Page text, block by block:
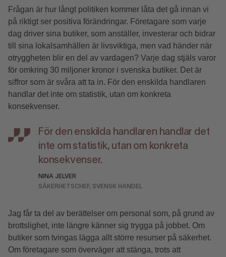
Frågan är hur långt politiken kommer låta det gå innan vi
på riktigt ser positiva förändringar. Företagare som varje
dag driver sina butiker, som anställer, investerar och bidrar
till sina lokalsamhällen är livsviktiga, men vad händer när
otryggheten blir en del av vardagen? Varje dag stjäls varor
för omkring 30 miljoner kronor i svenska butiker. Det är
siffror som är svåra att ta in. För den enskilda handlaren
handlar det inte om statistik, utan om konkreta
konsekvenser.
För den enskilda handlaren handlar det
inte om statistik, utan om konkreta
konsekvenser.
NINA JELVER
SÄKERHETSCHEF, SVENSK HANDEL
Jag får ta del av berättelser om personal som, på grund av
brottslighet, inte längre känner sig trygga på jobbet. Om
butiker som tvingas lägga allt större resurser på säkerhet.
Om företagare som överväger att stänga, trots att